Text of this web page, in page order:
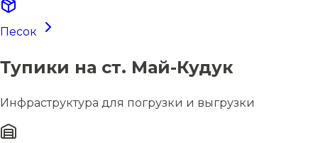
Песок
Тупики на ст. Май-Кудук
Инфраструктура для погрузки и выгрузки